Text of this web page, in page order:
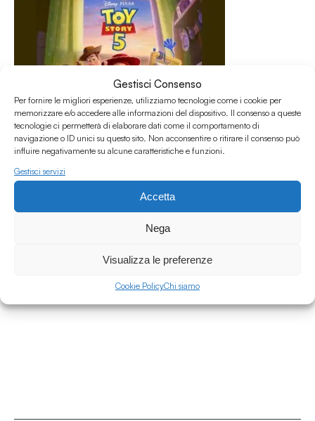
Gestisci Consenso
Per fornire le migliori esperienze, utilizziamo tecnologie come i cookie per
memorizzare e/o accedere alle informazioni del dispositivo. Il consenso a queste
tecnologie ci permetterà di elaborare dati come il comportamento di
navigazione o ID unici su questo sito. Non acconsentire o ritirare il consenso può
influire negativamente su alcune caratteristiche e funzioni.
Gestisci servizi
Accetta
Nega
Visualizza le preferenze
Cookie PolicyChi siamo
Il posto delle fragole #133 - "Toy Story 5" e
Il Posto delle Fragole